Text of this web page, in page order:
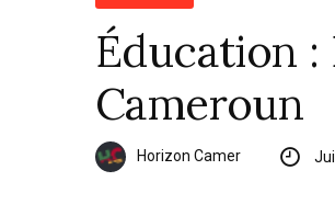
Éducation :
Cameroun
Horizon Camer